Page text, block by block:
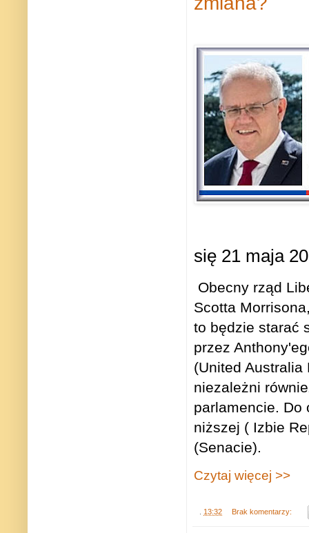
się 21 maja
Obecny rząd
Scotta
to będzie starać
przez
(United Australia
niezależni
parlamencie. Do
niższej ( Izbie
(Senacie).
Czytaj więcej >>
13:32 Brak komentarzy: